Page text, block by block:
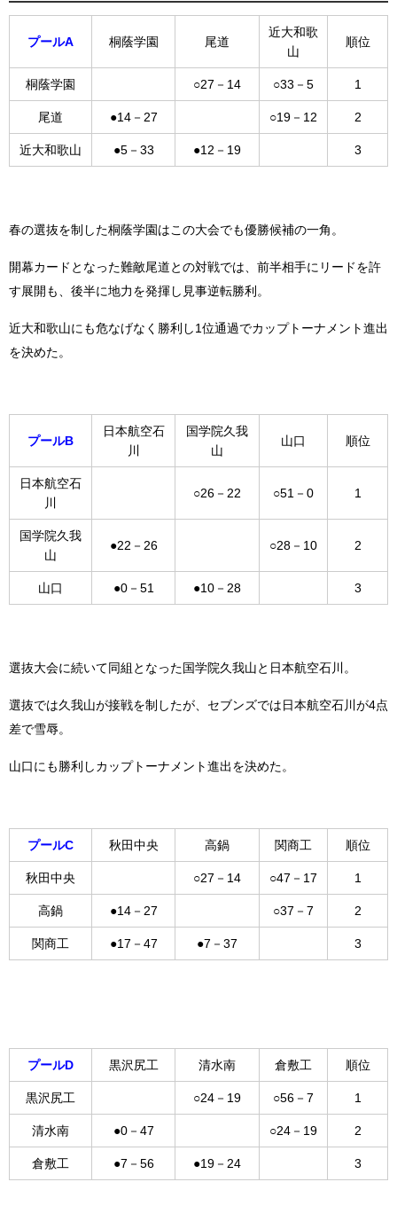
プールA 桐蔭学園 尾道
近大和歌
山
順位
桐蔭学園 ○27－14 ○33－5 1
尾道 ●14－27 ○19－12 2
近大和歌山 ●5－33 ●12－19 3
春の選抜を制した桐蔭学園はこの大会でも優勝候補の一角。
開幕カードとなった難敵尾道との対戦では、前半相手にリードを許
す展開も、後半に地力を発揮し見事逆転勝利。
近大和歌山にも危なげなく勝利し1位通過でカップトーナメント進出
を決めた。
プールB
日本航空石
川
国学院久我
山
山口 順位
日本航空石
川
○26－22 ○51－0 1
国学院久我
山
●22－26 ○28－10 2
山口 ●0－51 ●10－28 3
選抜大会に続いて同組となった国学院久我山と日本航空石川。
選抜では久我山が接戦を制したが、セブンズでは日本航空石川が4点
差で雪辱。
山口にも勝利しカップトーナメント進出を決めた。
プールC 秋田中央 高鍋 関商工 順位
秋田中央 ○27－14 ○47－17 1
高鍋 ●14－27 ○37－7 2
関商工 ●17－47 ●7－37 3
プールD 黒沢尻工 清水南 倉敷工 順位
黒沢尻工 ○24－19 ○56－7 1
清水南 ●0－47 ○24－19 2
倉敷工 ●7－56 ●19－24 3